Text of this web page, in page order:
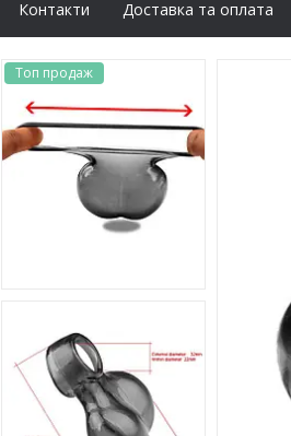
Контакти Доставка та оплата
Топ продаж